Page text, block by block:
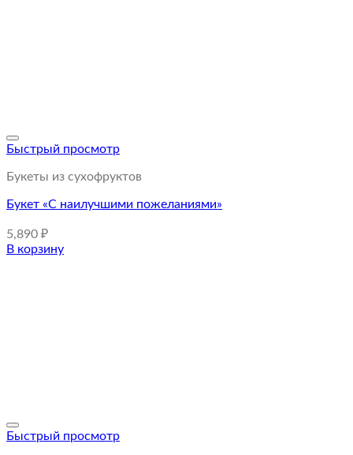
Быстрый просмотр
Букеты из сухофруктов
Букет «С наилучшими пожеланиями»
5,890 ₽
В корзину
Быстрый просмотр